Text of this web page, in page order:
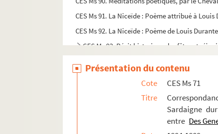
CES Ms 91. La Niceïde : Poème attribué à Louis
CES Ms 92. La Niceïde : Poème de Louis Durante
CES Ms 93. Récit historique des fêtes et
CES Ms 95. Histoire du Battaillon des
CES Ms 97. Les lunettes merveilleuses,
CES Ms 98. Les yeux noirs de ++ Romance
Présentation du contenu
Cote
CES Ms 71
Titre
Sardaigne
entre Des